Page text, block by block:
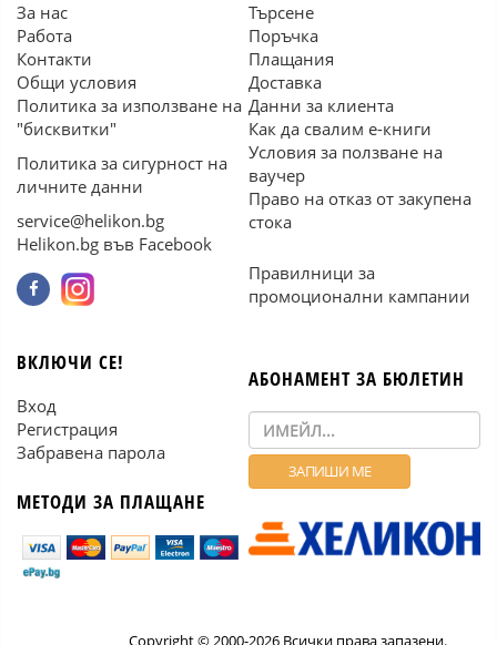
За нас
Работа
Контакти
Общи условия
Политика за използване на
"бисквитки"
Политика за сигурност на
личните данни
service@helikon.bg
Helikon.bg във Facebook
Търсене
Поръчка
Плащания
Доставка
Данни за клиента
Как да свалим е-книги
Условия за ползване на
ваучер
Право на отказ от закупена
стока
Правилници за
промоционални кампании
ВКЛЮЧИ СЕ!
Вход
Регистрация
Забравена парола
МЕТОДИ ЗА ПЛАЩАНЕ
АБОНАМЕНТ ЗА БЮЛЕТИН
Copyright © 2000-2026 Всички права запазени.